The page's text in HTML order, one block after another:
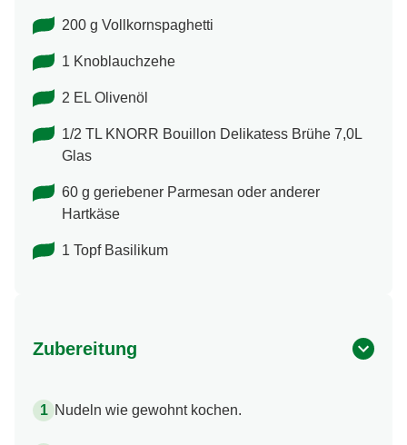
200 g Vollkornspaghetti
1 Knoblauchzehe
2 EL Olivenöl
1/2 TL KNORR Bouillon Delikatess Brühe 7,0L
Glas
60 g geriebener Parmesan oder anderer
Hartkäse
1 Topf Basilikum
Zubereitung
Nudeln wie gewohnt kochen.